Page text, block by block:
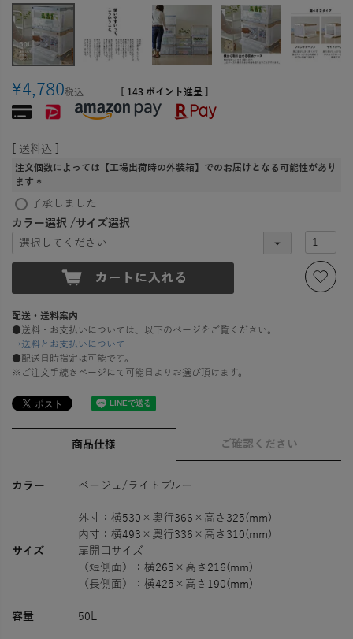
¥4,780税込 143 ポイント進呈 ]
送料込
注文個数によっては【工場出荷時の外装箱】でのお届けとなる可能性があり
ます
(
)
了承しました
カラー選択
サイズ選択
配送・送料案内
●送料・お支払いについては、以下のページをご覧ください。
→送料とお支払いについて
●配送日時指定は可能です。
※ご注文手続きページにて可能日よりお選び頂けます。
商品仕様 ご確認ください
カラー ベージュ/ライトブルー
サイズ
外寸：横530×奥行366×高さ325(mm)
内寸：横493×奥行336×高さ310(mm)
扉開口サイズ
（短側面）：横265×高さ216(mm)
（長側面）：横425×高さ190(mm)
容量 50L